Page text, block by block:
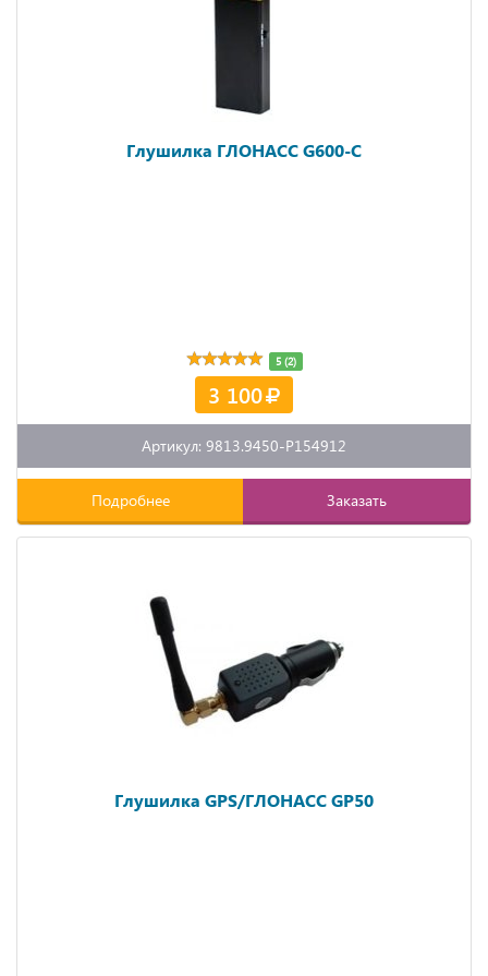
Глушилка ГЛОНАСС G600-C
5 (2)
3 100
Артикул: 9813.9450-P154912
Подробнее Заказать
Глушилка GPS/ГЛОНАСС GP50